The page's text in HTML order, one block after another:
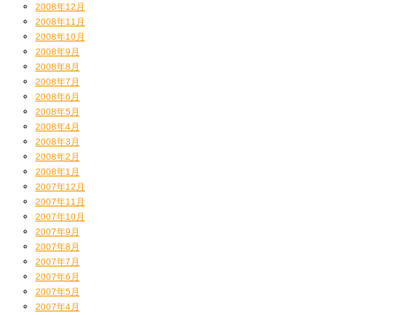
2008年12月
2008年11月
2008年10月
2008年9月
2008年8月
2008年7月
2008年6月
2008年5月
2008年4月
2008年3月
2008年2月
2008年1月
2007年12月
2007年11月
2007年10月
2007年9月
2007年8月
2007年7月
2007年6月
2007年5月
2007年4月